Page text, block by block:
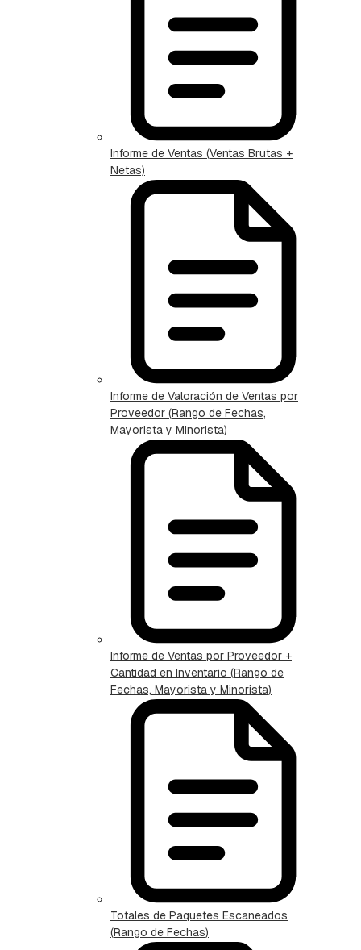
Informe de Ventas (Ventas Brutas +
Netas)
Informe de Valoración de Ventas por
Proveedor (Rango de Fechas,
Mayorista y Minorista)
Informe de Ventas por Proveedor +
Cantidad en Inventario (Rango de
Fechas, Mayorista y Minorista)
Totales de Paquetes Escaneados
(Rango de Fechas)